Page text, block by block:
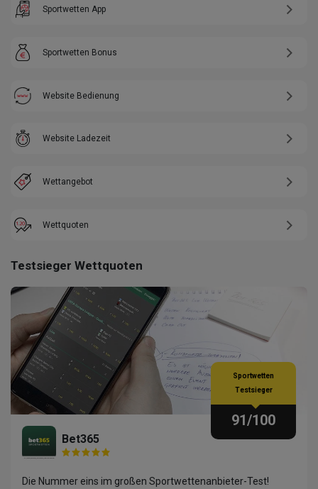
Sportwetten App
Sportwetten Bonus
Website Bedienung
Website Ladezeit
Wettangebot
Wettquoten
Testsieger Wettquoten
Bet365
Sportwetten
Testsieger
91/100
Die Nummer eins im großen Sportwettenanbieter-Test!